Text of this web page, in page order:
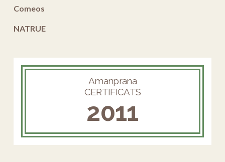
Comeos
NATRUE
Amanprana
CERTIFICATS
2011